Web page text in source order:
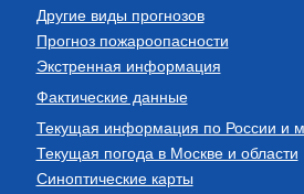
Другие виды прогнозов
Прогноз пожароопасности
Экстренная информация
Фактические данные
Текущая информация по России и
Текущая погода в Москве и области
Синоптические карты